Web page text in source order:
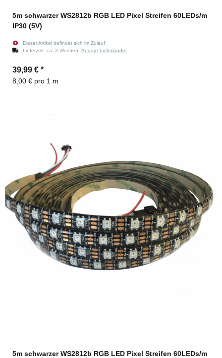
5m schwarzer WS2812b RGB LED Pixel Streifen 60LEDs/m
IP30 (5V)
Dieser Artikel befindet sich im Zulauf
Lieferzeit: ca. 3 Wochen Andere Lieferländer
39,99 € *
8,00 € pro 1 m
5m schwarzer WS2812b RGB LED Pixel Streifen 60LEDs/m